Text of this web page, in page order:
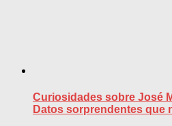
Curiosidades sobre José
Datos sorprendentes que